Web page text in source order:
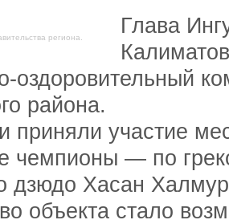
региона.
Глава
оздоровительный
района.
приняли участие
чемпионы — по
дзюдо Хасан
объекта стало